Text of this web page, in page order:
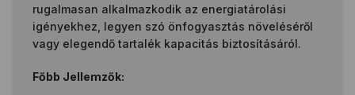
rugalmasan alkalmazkodik az energiatárolási
igényekhez, legyen szó önfogyasztás növeléséről
vagy elegendő tartalék kapacitás biztosításáról.
Főbb Jellemzők: